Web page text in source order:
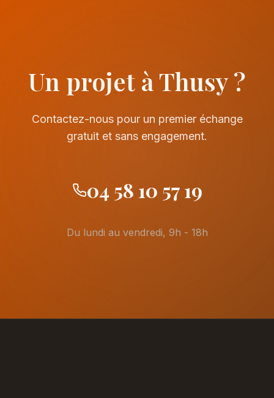
Un projet à Thusy ?
Contactez-nous pour un premier échange
gratuit et sans engagement.
04 58 10 57 19
Du lundi au vendredi, 9h - 18h